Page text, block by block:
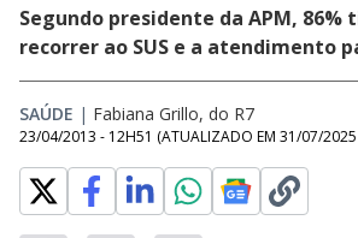
Segundo presidente da APM, 86%
recorrer ao SUS e a atendimento
SAÚDE | Fabiana Grillo, do R7
23/04/2013 - 12H51 (ATUALIZADO EM 31/07/